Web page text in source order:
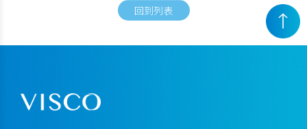
回到列表